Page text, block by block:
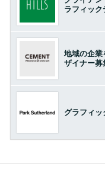
ラフィッ
地域の企業
ザイナー募
グラフィ